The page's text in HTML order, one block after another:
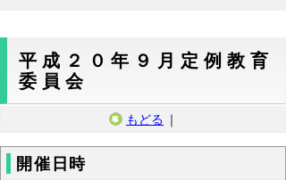
平成２０年９月定例教育
委員会
もどる ｜
開催日時